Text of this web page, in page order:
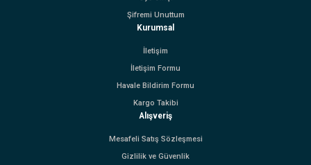
Şifremi Unuttum
Kurumsal
İletişim
İletişim Formu
Havale Bildirim Formu
Kargo Takibi
Alışveriş
Mesafeli Satış Sözleşmesi
Gizlilik ve Güvenlik